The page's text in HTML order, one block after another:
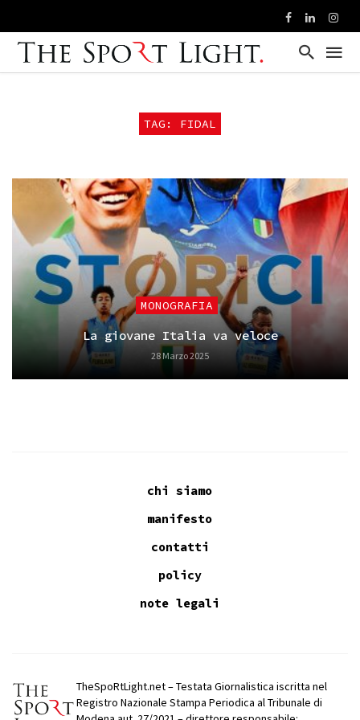
TAG: FIDAL
MONOGRAFIA
La giovane Italia va veloce
28 Marzo 2025
chi siamo
manifesto
contatti
policy
note legali
TheSpoRtLight.net – Testata Giornalistica iscritta nel
Registro Nazionale Stampa Periodica al Tribunale di